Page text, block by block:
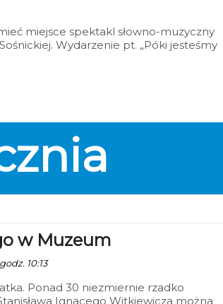
miejsce spektakl słowno-muzyczny
Wydarzenie pt. „Póki jesteśmy
w Muzeum
10:13
Ponad 30 niezmiernie rzadko
Ignacego Witkiewicza można